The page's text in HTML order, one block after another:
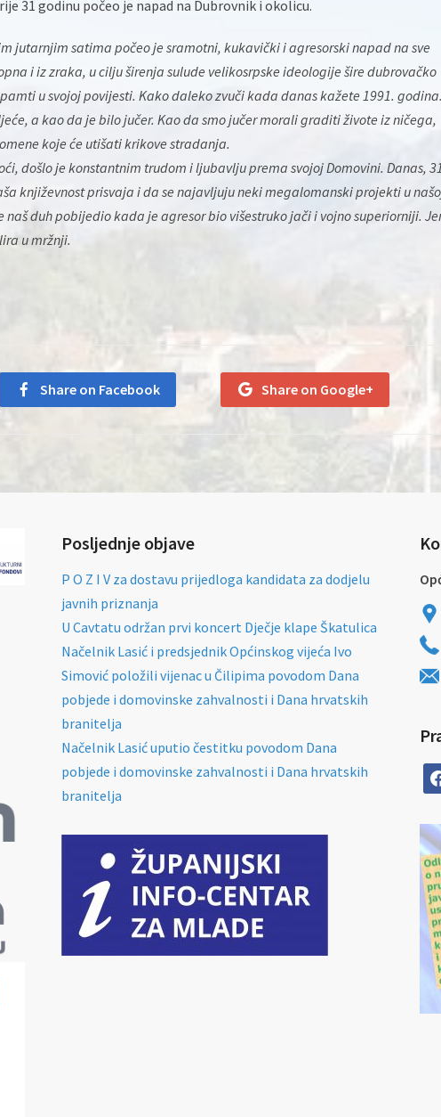
31 godinu počeo je napad na Dubrovnik i okolicu.
jutarnjim satima počeo je sramotni, kukavički i agresorski napad na sve
i iz zraka, u cilju širenja sulude velikosrpske ideologije šire dubrovačko
u svojoj povijesti. Kako daleko zvuči kada danas kažete 1991. godina.
a kao da je bilo jučer. Kao da smo jučer morali graditi živote iz ničega,
koje će utišati krikove stradanja.
došlo je konstantnim trudom i ljubavlju prema svojoj Domovini. Danas, 31
književnost prisvaja i da se najavljuju neki megalomanski projekti u
duh pobijedio kada je agresor bio višestruko jači i vojno superiorniji.
u mržnji.
Share on Facebook Share on Google+
Posljednje objave
P O Z I V za dostavu prijedloga kandidata za dodjelu
javnih priznanja
U Cavtatu održan prvi koncert Dječje klape Škatulica
Načelnik Lasić i predsjednik Općinskog vijeća Ivo
Simović položili vijenac u Čilipima povodom Dana
pobjede i domovinske zahvalnosti i Dana hrvatskih
branitelja
Načelnik Lasić uputio čestitku povodom Dana
pobjede i domovinske zahvalnosti i Dana hrvatskih
branitelja